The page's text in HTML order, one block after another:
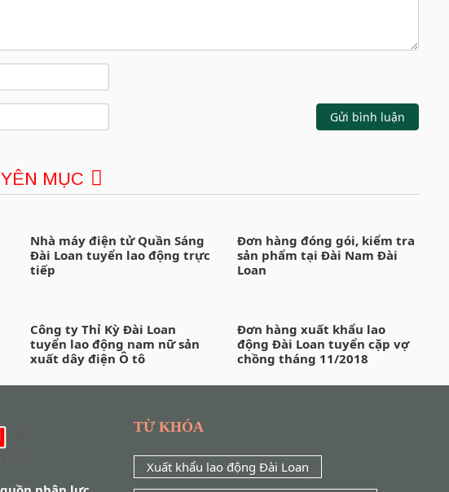
Gửi bình luận
MỤC
Nhà máy điện tử Quần Sáng
Đài Loan tuyển lao động trực
tiếp
Đơn hàng đóng gói, kiểm tra
sản phẩm tại Đài Nam Đài
Loan
Công ty Thỉ Kỳ Đài Loan
tuyển lao động nam nữ sản
xuất dây điện Ô tô
Đơn hàng xuất khẩu lao
động Đài Loan tuyển cặp vợ
chồng tháng 11/2018
TỪ KHÓA
Xuất khẩu lao động Đài Loan